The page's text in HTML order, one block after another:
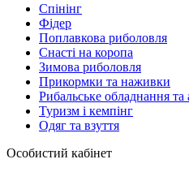
Спінінг
Фідер
Поплавкова риболовля
Снасті на коропа
Зимова риболовля
Прикормки та наживки
Рибальське обладнання та
Туризм і кемпінг
Одяг та взуття
Особистий кабінет